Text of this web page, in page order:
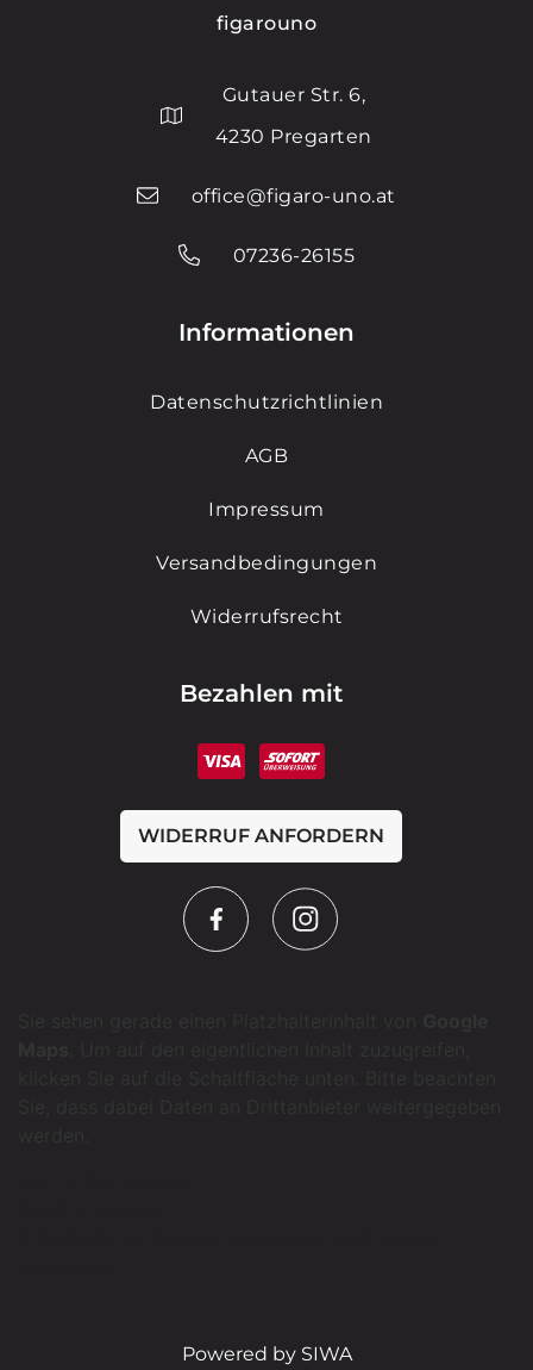
figarouno
Gutauer Str. 6,
4230 Pregarten
office@figaro-uno.at
07236-26155
Informationen
Datenschutzrichtlinien
AGB
Impressum
Versandbedingungen
Widerrufsrecht
Bezahlen mit
WIDERRUF ANFORDERN
Powered by SIWA